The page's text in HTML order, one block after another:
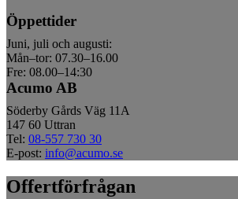
Öppettider
Juni, juli och augusti:
Mån–tor: 07.30–16.00
Fre: 08.00–14:30
Acumo AB
Söderby Gårds Väg 11A
147 60 Uttran
Tel: 08-557 730 30
E-post: info@acumo.se
Offertförfrågan